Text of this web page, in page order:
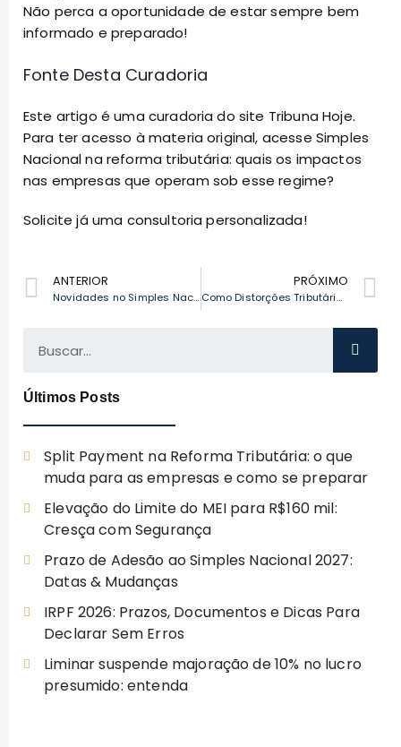
Não perca a oportunidade de estar sempre bem
informado e preparado!
Fonte Desta Curadoria
Este artigo é uma curadoria do site Tribuna Hoje.
Para ter acesso à materia original, acesse Simples
Nacional na reforma tributária: quais os impactos
nas empresas que operam sob esse regime?
Solicite já uma consultoria personalizada!
ANTERIOR
Novidades no Simples Nacional: Inclusão no Reintegra gera oportunidades para pequenas empresas
PRÓXIMO
Como Distorções Tributárias Afetam a Arrecadação: Um Olhar sobre o Futuro Econômico do Brasil
Últimos Posts
Split Payment na Reforma Tributária: o que
muda para as empresas e como se preparar
Elevação do Limite do MEI para R$160 mil:
Cresça com Segurança
Prazo de Adesão ao Simples Nacional 2027:
Datas & Mudanças
IRPF 2026: Prazos, Documentos e Dicas Para
Declarar Sem Erros
Liminar suspende majoração de 10% no lucro
presumido: entenda